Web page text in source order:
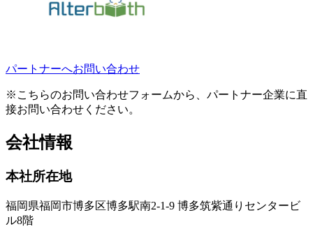
パートナーへお問い合わせ
※こちらのお問い合わせフォームから、パートナー企業に直
接お問い合わせください。
会社情報
本社所在地
福岡県福岡市博多区博多駅南2-1-9 博多筑紫通りセンタービ
ル8階